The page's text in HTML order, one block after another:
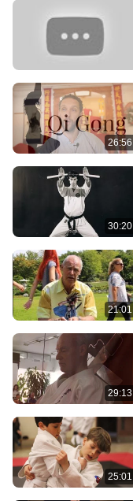
26:56
30:20
21:01
29:13
25:01